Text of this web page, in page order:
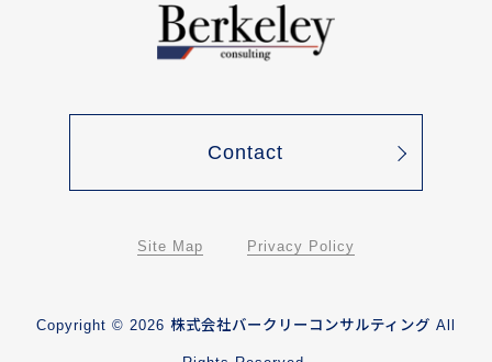
Contact
Site Map Privacy Policy
Copyright © 2026 株式会社バークリーコンサルティング All